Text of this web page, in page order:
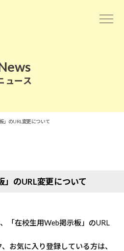
ュース
」のURL変更について
」のURL変更について
「在校生用Web掲示板」のURL
お気に入り登録している方は、